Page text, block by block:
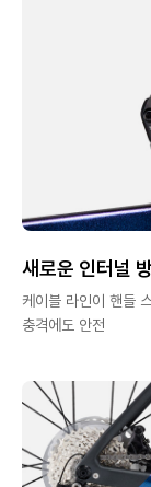
새로운 인터널
케이블 라인이 핸들
충격에도 안전